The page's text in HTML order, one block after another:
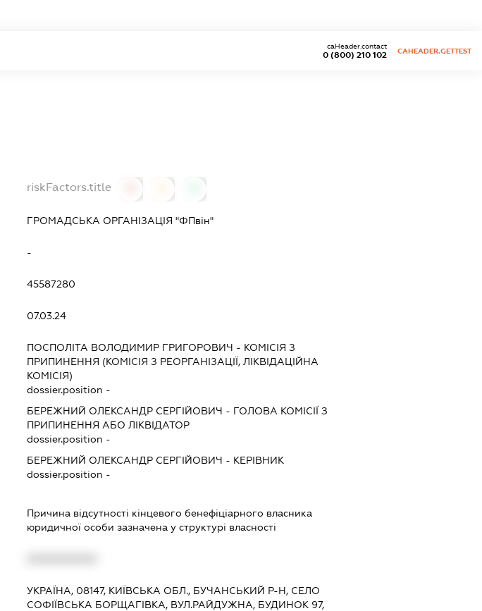
0 (800) 210 102
caHeader.contact
CAHEADER.GETTEST
riskFactors.title
ГРОМАДСЬКА ОРГАНІЗАЦІЯ "ФПвін"
-
45587280
07.03.24
ПОСПОЛІТА ВОЛОДИМИР ГРИГОРОВИЧ - КОМІСІЯ З
ПРИПИНЕННЯ (КОМІСІЯ З РЕОРГАНІЗАЦІЇ, ЛІКВІДАЦІЙНА
КОМІСІЯ)
dossier.position -
БЕРЕЖНИЙ ОЛЕКСАНДР СЕРГІЙОВИЧ - ГОЛОВА КОМІСІЇ З
ПРИПИНЕННЯ АБО ЛІКВІДАТОР
dossier.position -
БЕРЕЖНИЙ ОЛЕКСАНДР СЕРГІЙОВИЧ - КЕРІВНИК
dossier.position -
Причина відсутності кінцевого бенефіціарного власника
юридичної особи зазначена у структурі власності
УКРАЇНА, 08147, КИЇВСЬКА ОБЛ., БУЧАНСЬКИЙ Р-Н, СЕЛО
СОФІЇВСЬКА БОРЩАГІВКА, ВУЛ.РАЙДУЖНА, БУДИНОК 97,